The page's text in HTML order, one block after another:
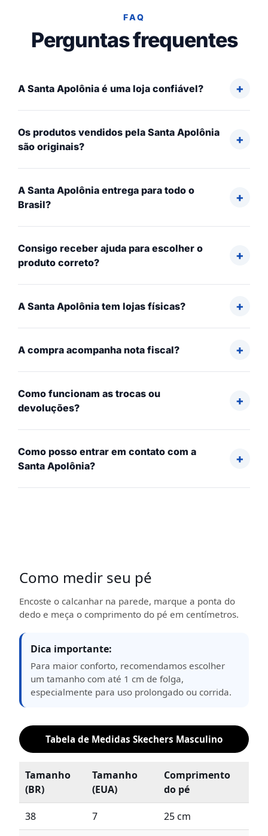
FAQ
Perguntas frequentes
A Santa Apolônia é uma loja confiável?
Os produtos vendidos pela Santa Apolônia
são originais?
A Santa Apolônia entrega para todo o
Brasil?
Consigo receber ajuda para escolher o
produto correto?
A Santa Apolônia tem lojas físicas?
A compra acompanha nota fiscal?
Como funcionam as trocas ou
devoluções?
Como posso entrar em contato com a
Santa Apolônia?
Como medir seu pé
Encoste o calcanhar na parede, marque a ponta do
dedo e meça o comprimento do pé em centímetros.
Dica importante:
Para maior conforto, recomendamos escolher
um tamanho com até 1 cm de folga,
especialmente para uso prolongado ou corrida.
Tabela de Medidas Skechers Masculino
Tamanho
(BR)
Tamanho
(EUA)
Comprimento
do pé
38 7 25 cm